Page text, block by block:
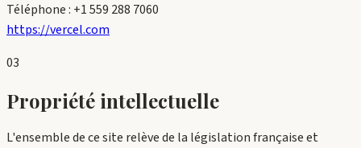
Téléphone : +1 559 288 7060
https://vercel.com
03
Propriété intellectuelle
L'ensemble de ce site relève de la législation française et